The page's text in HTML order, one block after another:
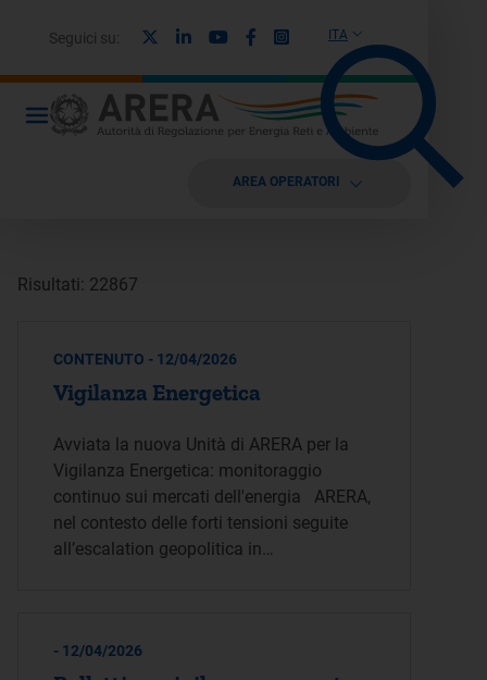
ITA
Seguici su: LinkedinYoutubeFacebook
Instagram
AREA OPERATORI
Risultati: 22867
CONTENUTO - 12/04/2026
Vigilanza Energetica
Avviata la nuova Unità di ARERA per la
Vigilanza Energetica: monitoraggio
continuo sui mercati dell'energia ARERA,
nel contesto delle forti tensioni seguite
all’escalation geopolitica in…
- 12/04/2026